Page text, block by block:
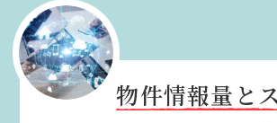
物件情報量と